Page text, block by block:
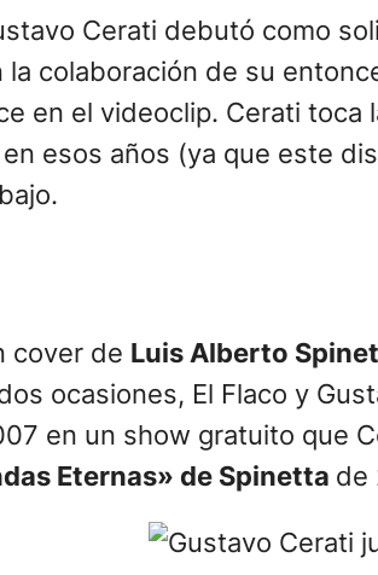
Cerati debutó como
la colaboración de su
en el videoclip. Cerati
esos años (ya que este
cover de Luis Alberto
ocasiones, El Flaco y
en un show gratuito que
Eternas» de Spinetta de